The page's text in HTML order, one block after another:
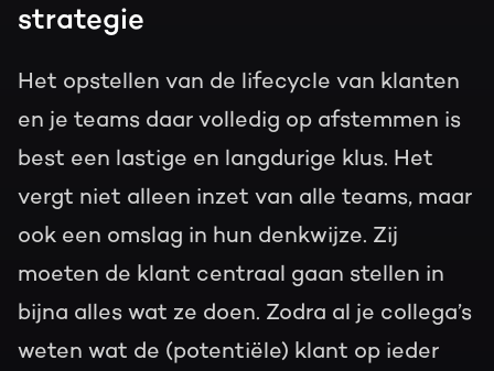
strategie
Het opstellen van de lifecycle van klanten
en je teams daar volledig op afstemmen is
best een lastige en langdurige klus. Het
vergt niet alleen inzet van alle teams, maar
ook een omslag in hun denkwijze. Zij
moeten de klant centraal gaan stellen in
bijna alles wat ze doen. Zodra al je collega’s
weten wat de (potentiële) klant op ieder